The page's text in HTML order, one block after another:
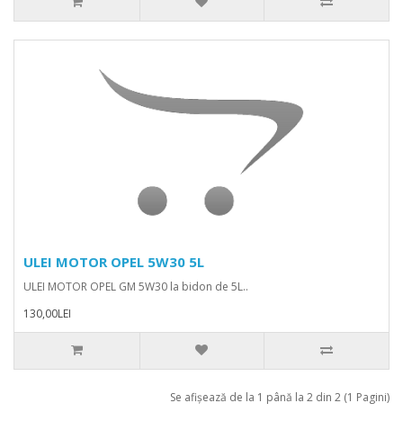
ULEI MOTOR OPEL 5W30 5L
ULEI MOTOR OPEL GM 5W30 la bidon de 5L..
130,00LEI
Se afişează de la 1 până la 2 din 2 (1 Pagini)